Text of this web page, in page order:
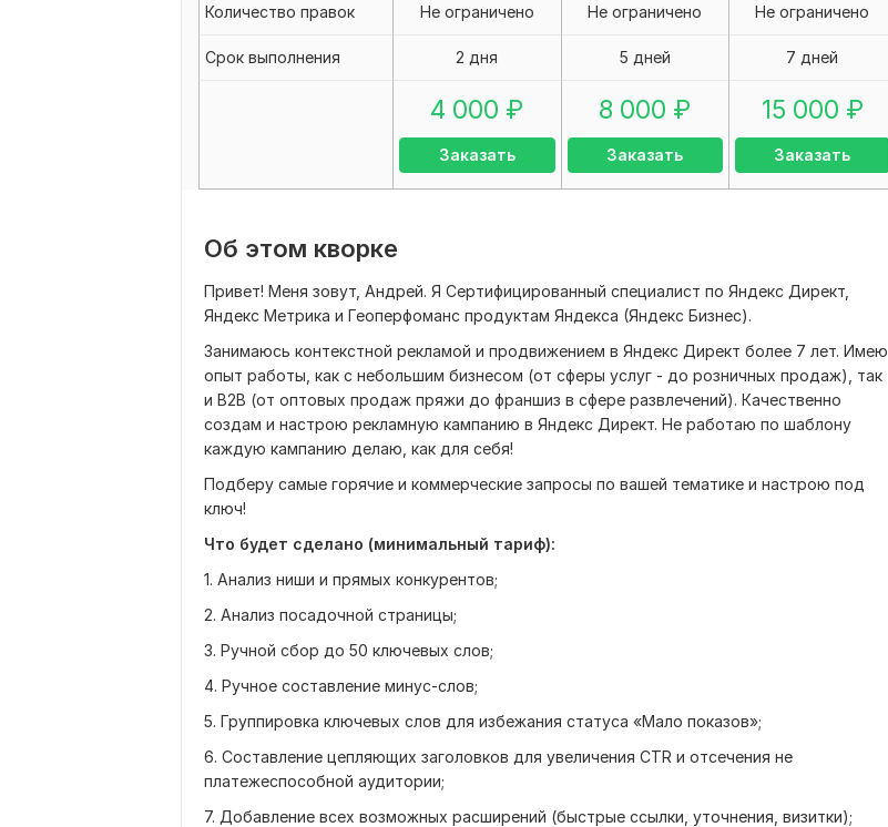
Количество правок Не ограничено Не ограничено Не ограничено
Срок выполнения 2 дня 5 дней 7 дней
4 000 ₽
Заказать
8 000 ₽
Заказать
15 000 ₽
Заказать
Об этом кворке
Привет! Меня зовут, Андрей. Я Сертифицированный специалист по Яндекс Директ,
Яндекс Метрика и Геоперфоманс продуктам Яндекса (Яндекс Бизнес).
Занимаюсь контекстной рекламой и продвижением в Яндекс Директ более 7 лет. Имею
опыт работы, как с небольшим бизнесом (от сферы услуг - до розничных продаж), так
и B2B (от оптовых продаж пряжи до франшиз в сфере развлечений). Качественно
создам и настрою рекламную кампанию в Яндекс Директ. Не работаю по шаблону
каждую кампанию делаю, как для себя!
Подберу самые горячие и коммерческие запросы по вашей тематике и настрою под
ключ!
Что будет сделано (минимальный тариф):
1. Анализ ниши и прямых конкурентов;
2. Анализ посадочной страницы;
3. Ручной сбор до 50 ключевых слов;
4. Ручное составление минус-слов;
5. Группировка ключевых слов для избежания статуса «Мало показов»;
6. Составление цепляющих заголовков для увеличения CTR и отсечения не
платежеспособной аудитории;
7. Добавление всех возможных расширений (быстрые ссылки, уточнения, визитки);